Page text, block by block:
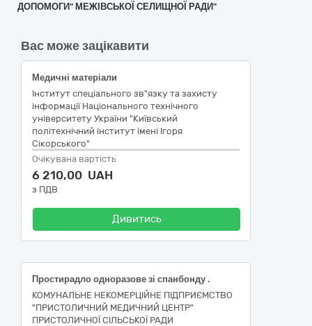
ДОПОМОГИ" МЕЖІВСЬКОЇ СЕЛИЩНОЇ РАДИ"
Вас може зацікавити
Медичні матеріали
Інститут спеціального зв"язку та захисту
інформації Національного технічного
університету України "Київський
політехнічний інститут імені Ігоря
Сікорського"
Очікувана вартість
6 210,00 UAH
з ПДВ
Дивитись
Простирадло одноразове зі спанбонду .
КОМУНАЛЬНЕ НЕКОМЕРЦІЙНЕ ПІДПРИЄМСТВО
"ПРИСТОЛИЧНИЙ МЕДИЧНИЙ ЦЕНТР"
ПРИСТОЛИЧНОЇ СІЛЬСЬКОЇ РАДИ